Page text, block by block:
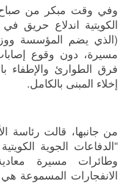
وفي وقت مبكر من صباح
الكويتية اندلاع حريق
(الذي يضم المؤسسة
مسيرة، دون وقوع
فرق الطوارئ والإطفاء
إخلاء المبنى بالكامل.
من جانبها، قالت رئاسة
“الدفاعات الجوية
وطائرات مسيرة
الانفجارات المسموعة